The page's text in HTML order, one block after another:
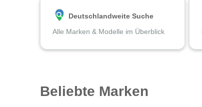
Deutschlandweite Suche
Alle Marken & Modelle im Überblick
Beliebte Marken